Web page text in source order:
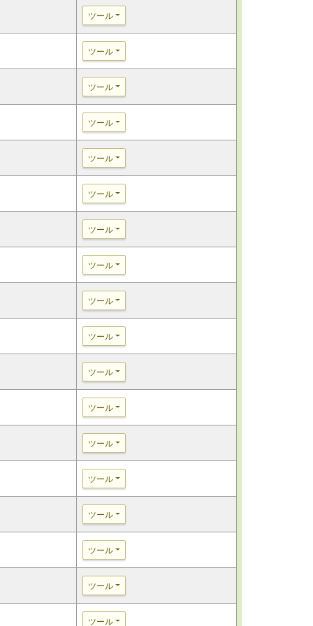
ツール
ツール
ツール
ツール
ツール
ツール
ツール
ツール
ツール
ツール
ツール
ツール
ツール
ツール
ツール
ツール
ツール
ツール